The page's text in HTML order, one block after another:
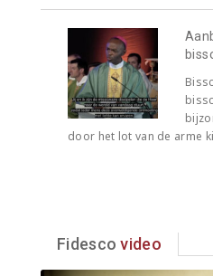
door het lot van de arme
Fidescovideo